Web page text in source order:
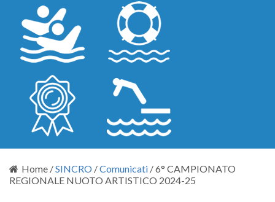
Home /SINCRO /Comunicati /6° CAMPIONATO
REGIONALE NUOTO ARTISTICO 2024-25